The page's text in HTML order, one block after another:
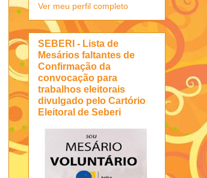
Ver meu perfil completo
SEBERI - Lista de
Mesários faltantes de
Confirmação da
convocação para
trabalhos eleitorais
divulgado pelo Cartório
Eleitoral de Seberi